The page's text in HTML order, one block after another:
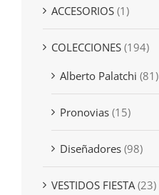
ACCESORIOS (1)
COLECCIONES (194)
Alberto Palatchi (81)
Pronovias (15)
Diseñadores (98)
VESTIDOS FIESTA (23)